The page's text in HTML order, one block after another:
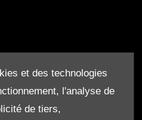
et des technologies
l'analyse de
de tiers,